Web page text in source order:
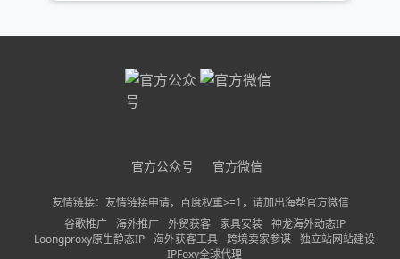
WhatsApp。你可以从手机的应用商店免费下载。
2、打开WhatsApp。点按手机应用商店的打开按
钮，或是绿白色的WhatsApp图标。3、出现提示
时，点按确定，允许WhatsApp访问你的通讯录。你
卓手机上，这里需要点按允许。4、点按屏幕底部的
在页面中间的文本框输入手机号码。6、点按屏幕右
上角的完成。在安卓手机上，点按屏幕底部的下一
请确保您填写的联系方式无误，以便我们第一时间联系到
官方公众号 官方微信
友情链接：友情链接申请，百度权重>=1，请加出海帮官方微信
谷歌推广
海外推广 外贸获客 家具安装
神龙海外动态IP
Loongproxy原生静态IP 海外获客工具 跨境卖家参谋 独立站网站建设
IPFoxy全球代理